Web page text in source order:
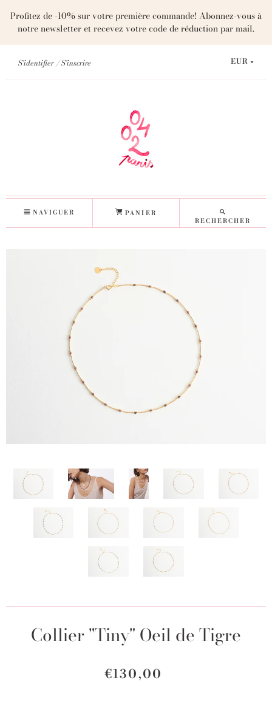
Profitez de -10% sur votre première commande! Abonnez-vous à
notre newsletter et recevez votre code de réduction par mail.
S'identifier S'inscrire EUR
NAVIGUER
PANIER
RECHERCHER
Collier "Tiny" Oeil de Tigre
€130,00